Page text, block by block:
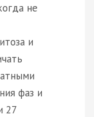
не
и
фаз и
27